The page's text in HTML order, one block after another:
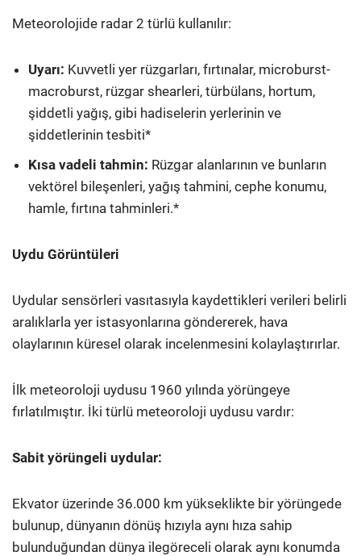
Meteorolojide radar 2 türlü kullanılır:
Uyarı: Kuvvetli yer rüzgarları, fırtınalar, microburst-
macroburst, rüzgar shearleri, türbülans, hortum,
şiddetli yağış, gibi hadiselerin yerlerinin ve
şiddetlerinin tesbiti*
Kısa vadeli tahmin: Rüzgar alanlarının ve bunların
vektörel bileşenleri, yağış tahmini, cephe konumu,
hamle, fırtına tahminleri.*
Uydu Görüntüleri
Uydular sensörleri vasıtasıyla kaydettikleri verileri belirli
aralıklarla yer istasyonlarına göndererek, hava
olaylarının küresel olarak incelenmesini kolaylaştırırlar.
İlk meteoroloji uydusu 1960 yılında yörüngeye
fırlatılmıştır. İki türlü meteoroloji uydusu vardır:
Sabit yörüngeli uydular:
Ekvator üzerinde 36.000 km yükseklikte bir yörüngede
bulunup, dünyanın dönüş hızıyla aynı hıza sahip
bulunduğundan dünya ilegöreceli olarak aynı konumda